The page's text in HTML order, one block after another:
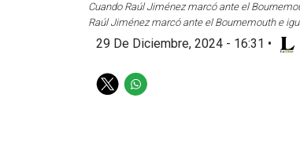
Cuando Raúl Jiménez marcó ante el
Raúl Jiménez marcó ante el Bournemouth e
29 De Diciembre, 2024 - 16:31 •
T
W